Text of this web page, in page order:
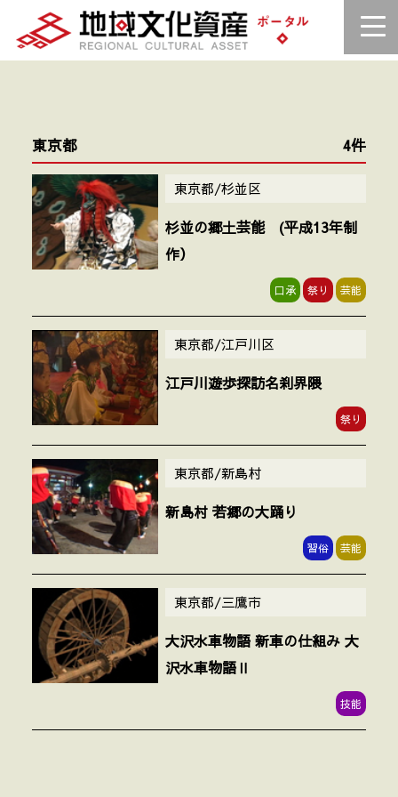
東京都 4件
東京都/杉並区
杉並の郷土芸能 (平成13年制
作）
口承 祭り 芸能
東京都/江戸川区
江戸川遊歩探訪名刹界隈
祭り
東京都/新島村
新島村 若郷の大踊り
習俗 芸能
東京都/三鷹市
大沢水車物語 新車の仕組み 大
沢水車物語Ⅱ
技能